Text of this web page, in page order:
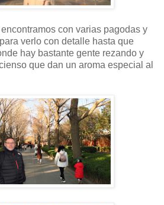
con varias pagodas y
verlo con detalle hasta que
hay bastante gente rezando y
que dan un aroma especial al